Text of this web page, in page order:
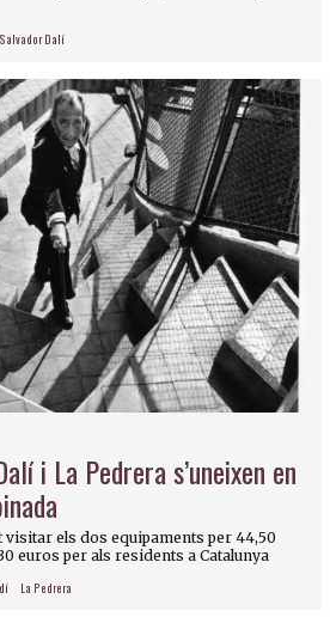
Dalí
i La Pedrera s’uneixen en
els dos equipaments per 44,50
euros per als residents a Catalunya
La Pedrera